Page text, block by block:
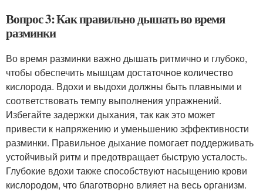
Вопрос 3: Как правильно дышать во время
разминки
Во время разминки важно дышать ритмично и глубоко,
чтобы обеспечить мышцам достаточное количество
кислорода. Вдохи и выдохи должны быть плавными и
соответствовать темпу выполнения упражнений.
Избегайте задержки дыхания, так как это может
привести к напряжению и уменьшению эффективности
разминки. Правильное дыхание помогает поддерживать
устойчивый ритм и предотвращает быструю усталость.
Глубокие вдохи также способствуют насыщению крови
кислородом, что благотворно влияет на весь организм.